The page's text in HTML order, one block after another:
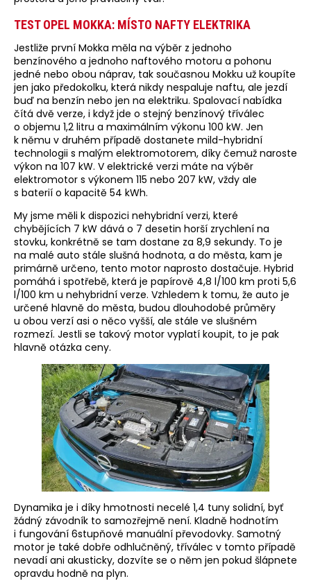
TEST OPEL MOKKA: MÍSTO NAFTY ELEKTRIKA
Jestliže první Mokka měla na výběr z jednoho
benzínového a jednoho naftového motoru a pohonu
jedné nebo obou náprav, tak současnou Mokku už koupíte
jen jako předokolku, která nikdy nespaluje naftu, ale jezdí
buď na benzín nebo jen na elektriku. Spalovací nabídka
čítá dvě verze, i když jde o stejný benzínový tříválec
o objemu 1,2 litru a maximálním výkonu 100 kW. Jen
k němu v druhém případě dostanete mild-hybridní
technologii s malým elektromotorem, díky čemuž naroste
výkon na 107 kW. V elektrické verzi máte na výběr
elektromotor s výkonem 115 nebo 207 kW, vždy ale
s baterií o kapacitě 54 kWh.
My jsme měli k dispozici nehybridní verzi, které
chybějících 7 kW dává o 7 desetin horší zrychlení na
stovku, konkrétně se tam dostane za 8,9 sekundy. To je
na malé auto stále slušná hodnota, a do města, kam je
primárně určeno, tento motor naprosto dostačuje. Hybrid
pomáhá i spotřebě, která je papírově 4,8 l/100 km proti 5,6
l/100 km u nehybridní verze. Vzhledem k tomu, že auto je
určené hlavně do města, budou dlouhodobé průměry
u obou verzí asi o něco vyšší, ale stále ve slušném
rozmezí. Jestli se takový motor vyplatí koupit, to je pak
hlavně otázka ceny.
Dynamika je i díky hmotnosti necelé 1,4 tuny solidní, byť
žádný závodník to samozřejmě není. Kladně hodnotím
i fungování 6stupňové manuální převodovky. Samotný
motor je také dobře odhlučněný, tříválec v tomto případě
nevadí ani akusticky, dozvíte se o něm jen pokud šlápnete
opravdu hodně na plyn.